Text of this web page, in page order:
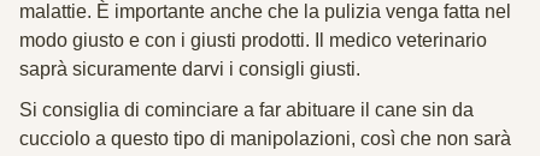
malattie. È importante anche che la pulizia venga fatta nel
modo giusto e con i giusti prodotti. Il medico veterinario
saprà sicuramente darvi i consigli giusti.
Si consiglia di cominciare a far abituare il cane sin da
cucciolo a questo tipo di manipolazioni, così che non sarà